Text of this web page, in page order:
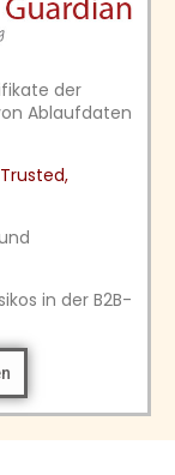
der
Ablaufdaten
Trusted,
in der B2B-